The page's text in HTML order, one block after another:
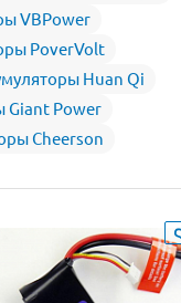
VBPower
PoverVolt
Huan Qi
Giant Power
Cheerson